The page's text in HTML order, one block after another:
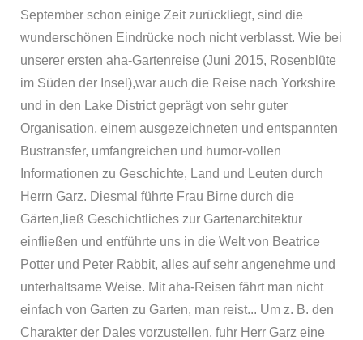
September schon einige Zeit zurückliegt, sind die
wunderschönen Eindrücke noch nicht verblasst. Wie bei
unserer ersten aha-Gartenreise (Juni 2015, Rosenblüte
im Süden der Insel),war auch die Reise nach Yorkshire
und in den Lake District geprägt von sehr guter
Organisation, einem ausgezeichneten und entspannten
Bustransfer, umfangreichen und humor-vollen
Informationen zu Geschichte, Land und Leuten durch
Herrn Garz. Diesmal führte Frau Birne durch die
Gärten,ließ Geschichtliches zur Gartenarchitektur
einfließen und entführte uns in die Welt von Beatrice
Potter und Peter Rabbit, alles auf sehr angenehme und
unterhaltsame Weise. Mit aha-Reisen fährt man nicht
einfach von Garten zu Garten, man reist... Um z. B. den
Charakter der Dales vorzustellen, fuhr Herr Garz eine